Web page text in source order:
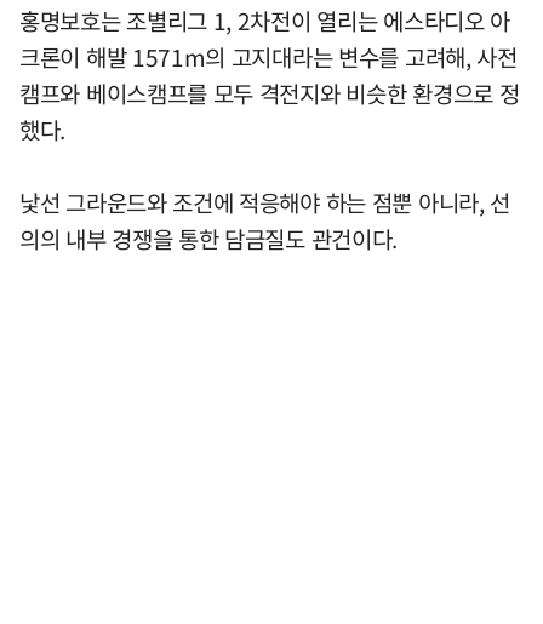
홍명보호는 조별리그 1, 2차전이 열리는 에스타디오 아
크론이 해발 1571m의 고지대라는 변수를 고려해, 사전
캠프와 베이스캠프를 모두 격전지와 비슷한 환경으로 정
했다.
낯선 그라운드와 조건에 적응해야 하는 점뿐 아니라, 선
의의 내부 경쟁을 통한 담금질도 관건이다.